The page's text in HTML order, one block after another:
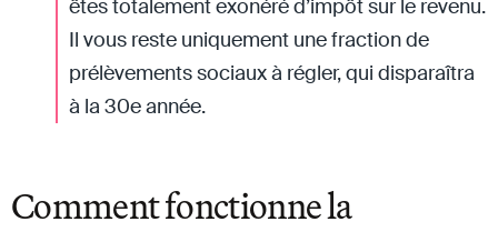
êtes totalement exonéré d’impôt sur le revenu.
Il vous reste uniquement une fraction de
prélèvements sociaux à régler, qui disparaîtra
à la 30e année.
Comment fonctionne la